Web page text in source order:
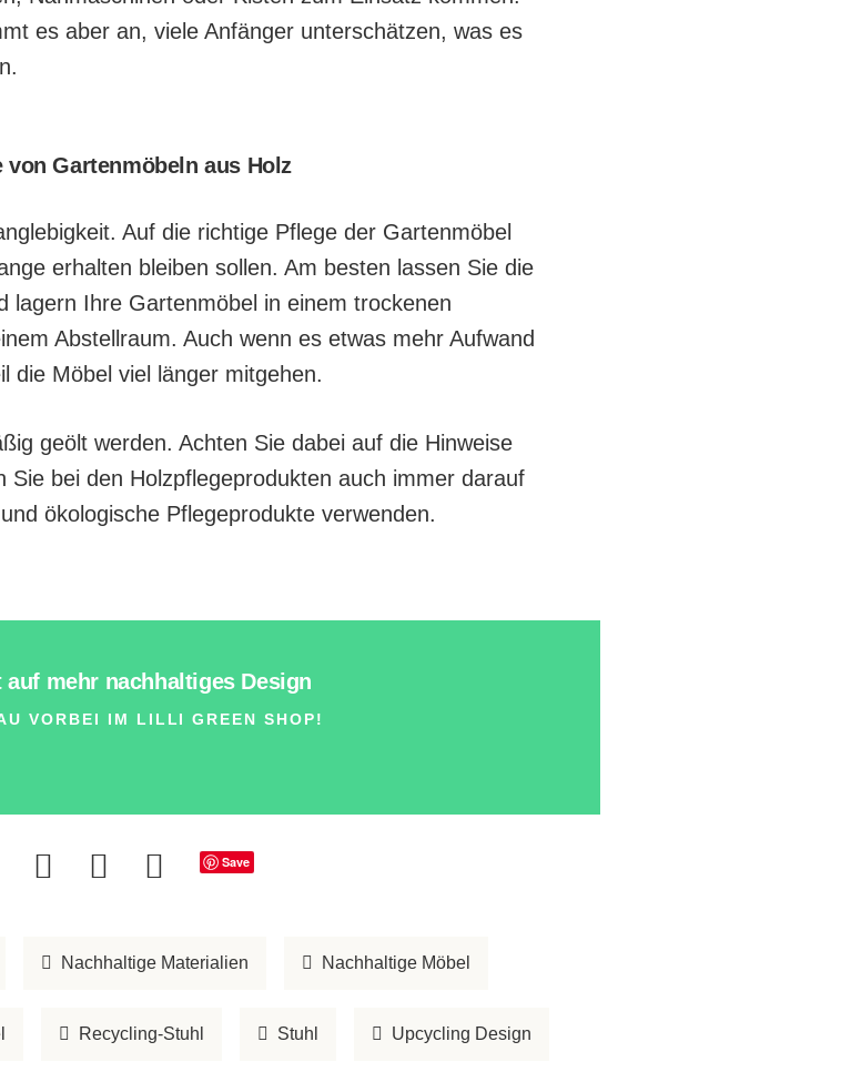
es aber an, viele Anfänger unterschätzen, was es
von Gartenmöbeln aus Holz
Auf die richtige Pflege der Gartenmöbel
erhalten bleiben sollen. Am besten lassen Sie die
lagern Ihre Gartenmöbel in einem trockenen
Abstellraum. Auch wenn es etwas mehr Aufwand
die Möbel viel länger mitgehen.
geölt werden. Achten Sie dabei auf die Hinweise
Sie bei den Holzpflegeprodukten auch immer darauf
ökologische Pflegeprodukte verwenden.
auf mehr nachhaltiges Design
VORBEI IM LILLI GREEN SHOP!
Save
Nachhaltige Materialien Nachhaltige Möbel
Recycling-Stuhl Stuhl Upcycling Design